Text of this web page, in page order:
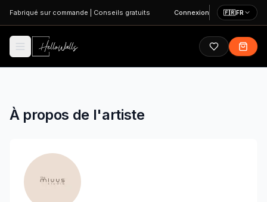
Aller au contenu principal
Fabriqué sur commande Conseils gratuits Connexion 🇫🇷FR
À propos de l'artiste